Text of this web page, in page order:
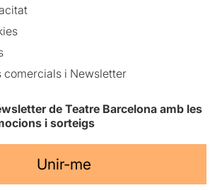
comercials i Newsletter
de Teatre Barcelona amb les
i sorteigs
Unir-me